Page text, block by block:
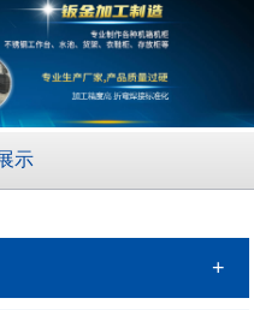
示